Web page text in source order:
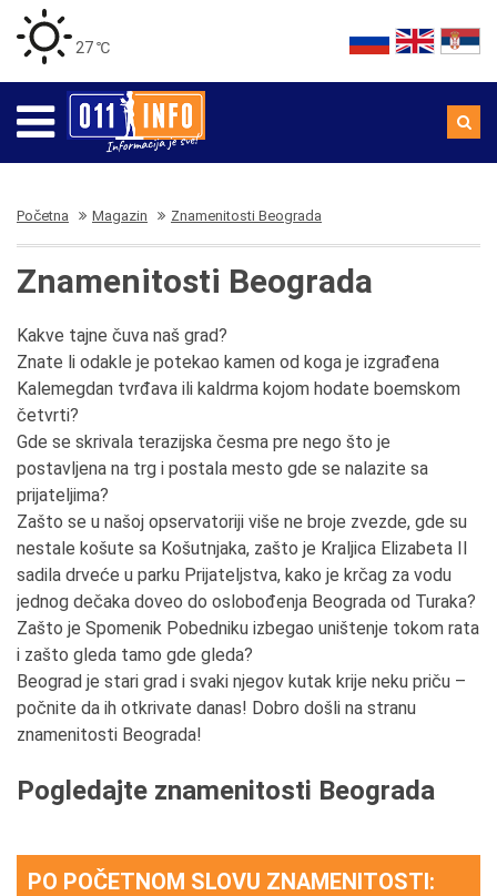
27 ℃
Početna Magazin Znamenitosti Beograda
Znamenitosti Beograda
Kakve tajne čuva naš grad?
Znate li odakle je potekao kamen od koga je izgrađena
Kalemegdan tvrđava ili kaldrma kojom hodate boemskom
četvrti?
Gde se skrivala terazijska česma pre nego što je
postavljena na trg i postala mesto gde se nalazite sa
prijateljima?
Zašto se u našoj opservatoriji više ne broje zvezde, gde su
nestale košute sa Košutnjaka, zašto je Kraljica Elizabeta II
sadila drveće u parku Prijateljstva, kako je krčag za vodu
jednog dečaka doveo do oslobođenja Beograda od Turaka?
Zašto je Spomenik Pobedniku izbegao uništenje tokom rata
i zašto gleda tamo gde gleda?
Beograd je stari grad i svaki njegov kutak krije neku priču –
počnite da ih otkrivate danas! Dobro došli na stranu
znamenitosti Beograda!
Pogledajte znamenitosti Beograda
PO POČETNOM SLOVU ZNAMENITOSTI: